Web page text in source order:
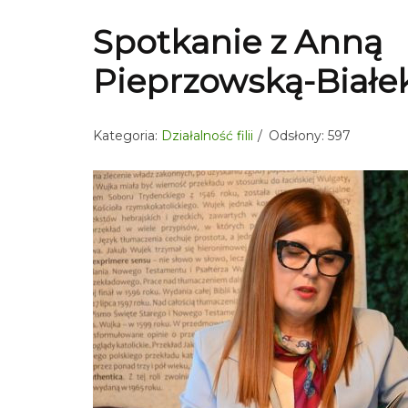
Spotkanie z Anną
Pieprzowską-
Kategoria: Działalność filii Odsłony: 597